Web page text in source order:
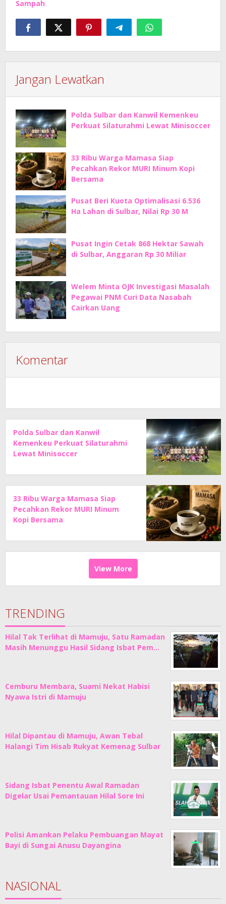
Sampah
Jangan Lewatkan
Polda Sulbar dan Kanwil Kemenkeu
Perkuat Silaturahmi Lewat Minisoccer
33 Ribu Warga Mamasa Siap
Pecahkan Rekor MURI Minum Kopi
Bersama
Pusat Beri Kuota Optimalisasi 6.536
Ha Lahan di Sulbar, Nilai Rp 30 M
Pusat Ingin Cetak 868 Hektar Sawah
di Sulbar, Anggaran Rp 30 Miliar
Welem Minta OJK Investigasi Masalah
Pegawai PNM Curi Data Nasabah
Cairkan Uang
Komentar
Polda Sulbar dan Kanwil
Kemenkeu Perkuat Silaturahmi
Lewat Minisoccer
33 Ribu Warga Mamasa Siap
Pecahkan Rekor MURI Minum
Kopi Bersama
View More
TRENDING
Hilal Tak Terlihat di Mamuju, Satu Ramadan
Masih Menunggu Hasil Sidang Isbat Pem…
Cemburu Membara, Suami Nekat Habisi
Nyawa Istri di Mamuju
Hilal Dipantau di Mamuju, Awan Tebal
Halangi Tim Hisab Rukyat Kemenag Sulbar
Sidang Isbat Penentu Awal Ramadan
Digelar Usai Pemantauan Hilal Sore Ini
Polisi Amankan Pelaku Pembuangan Mayat
Bayi di Sungai Anusu Dayangina
NASIONAL